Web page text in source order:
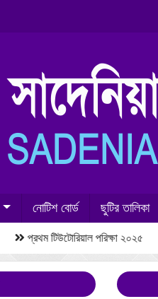
নোটিশ বোর্ড ছুটির তালিকা
প্রথম টিউটোরিয়াল পরিক্ষা ২০২৫